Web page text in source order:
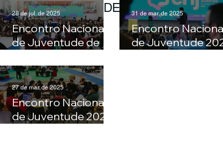
FRANCA DE XIRA
As conclusões do
Encontro Nacional
de Juventude de
28 de jul. de 2025
O último dia dia
Encontro
de Juventude
31 de mar. de 2025
O segundo dia do
Encontro Nacional
de Juventude 2025
27 de mar. de 2025